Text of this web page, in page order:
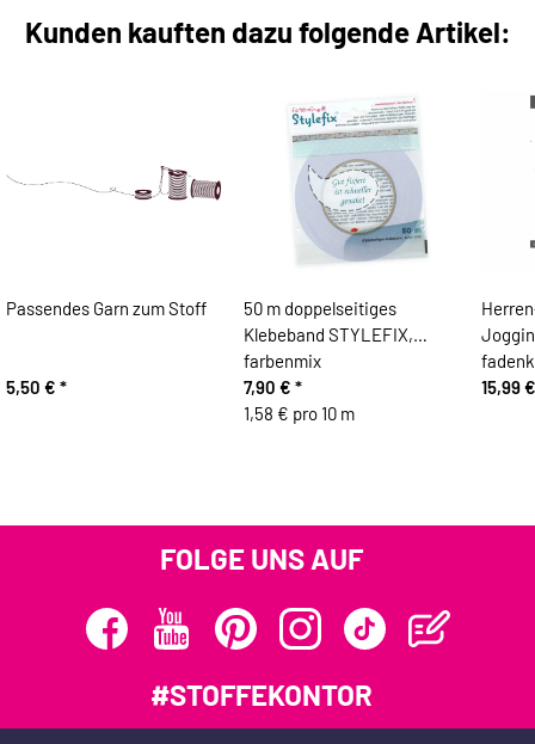
Kunden kauften dazu folgende Artikel:
Passendes Garn zum Stoff
5,50 € *
50 m doppelseitiges
Klebeband STYLEFIX,
farbenmix
7,90 € *
1,58 € pro 10 m
15,99
FOLGE UNS AUF
#STOFFEKONTOR